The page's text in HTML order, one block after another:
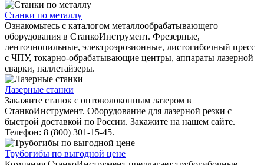
Станки по металлу
Ознакомьтесь с каталогом металлообрабатывающего
оборудования в СтанкоИнструмент. Фрезерные,
ленточнопильные, электроэрозионные, листогибочный пресс
с ЧПУ, токарно-обрабатывающие центры, аппараты лазерной
сварки, паллетайзеры.
Лазерные станки
Закажите станок с оптоволоконным лазером в
СтанкоИнструмент. Оборудование для лазерной резки с
быстрой доставкой по России. Закажите на нашем сайте.
Телефон: 8 (800) 301-15-45.
Трубогибы по выгодной цене